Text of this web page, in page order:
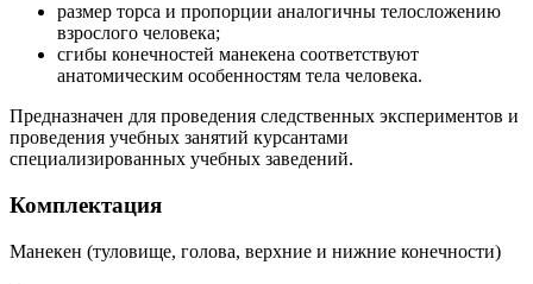
размер торса и пропорции аналогичны телосложению
взрослого человека;
сгибы конечностей манекена соответствуют
анатомическим особенностям тела человека.
Предназначен для проведения следственных экспериментов и
проведения учебных занятий курсантами
специализированных учебных заведений.
Комплектация
Манекен (туловище, голова, верхние и нижние конечности)